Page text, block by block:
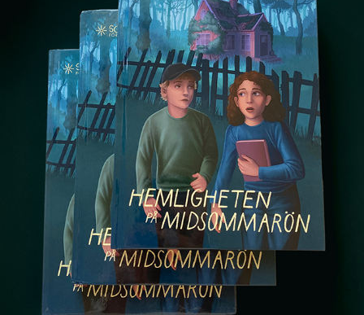
HEMLIGHETEN PÅ MIDSOMMARÖN